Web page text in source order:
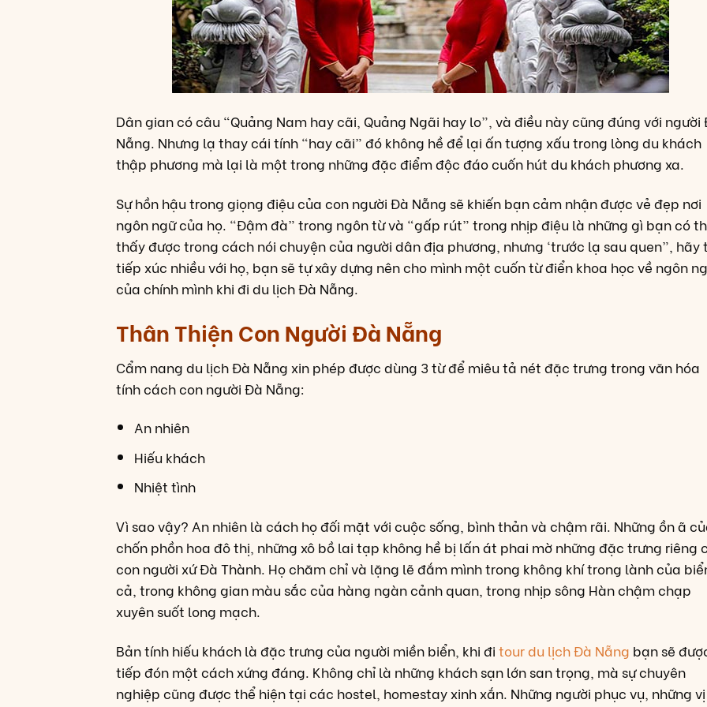
Dân gian có câu “Quảng Nam hay cãi, Quảng Ngãi hay lo”, và điều này cũng đúng với người
Nẵng. Nhưng lạ thay cái tính “hay cãi” đó không hề để lại ấn tượng xấu trong lòng du khách
thập phương mà lại là một trong những đặc điểm độc đáo cuốn hút du khách phương xa.
Sự hồn hậu trong giọng điệu của con người Đà Nẵng sẽ khiến bạn cảm nhận được vẻ đẹp nơi
ngôn ngữ của họ. “Đậm đà” trong ngôn từ và “gấp rút” trong nhịp điệu là những gì bạn có
thấy được trong cách nói chuyện của người dân địa phương, nhưng ‘trước lạ sau quen”, hãy
tiếp xúc nhiều với họ, bạn sẽ tự xây dựng nên cho mình một cuốn từ điển khoa học về ngôn
của chính mình khi đi du lịch Đà Nẵng.
Thân Thiện Con Người Đà Nẵng
Cẩm nang du lịch Đà Nẵng xin phép được dùng 3 từ để miêu tả nét đặc trưng trong văn hóa
tính cách con người Đà Nẵng:
An nhiên
Hiếu khách
Nhiệt tình
Vì sao vậy? An nhiên là cách họ đối mặt với cuộc sống, bình thản và chậm rãi. Những ồn ã
chốn phồn hoa đô thị, những xô bồ lai tạp không hề bị lấn át phai mờ những đặc trưng riêng
con người xứ Đà Thành. Họ chăm chỉ và lặng lẽ đắm mình trong không khí trong lành của
cả, trong không gian màu sắc của hàng ngàn cảnh quan, trong nhịp sông Hàn chậm chạp
xuyên suốt long mạch.
Bản tính hiếu khách là đặc trưng của người miền biển, khi đitour du lịch Đà Nẵng bạn sẽ
tiếp đón một cách xứng đáng. Không chỉ là những khách sạn lớn san trọng, mà sự chuyên
nghiệp cũng được thể hiện tại các hostel, homestay xinh xắn. Những người phục vụ, những vị